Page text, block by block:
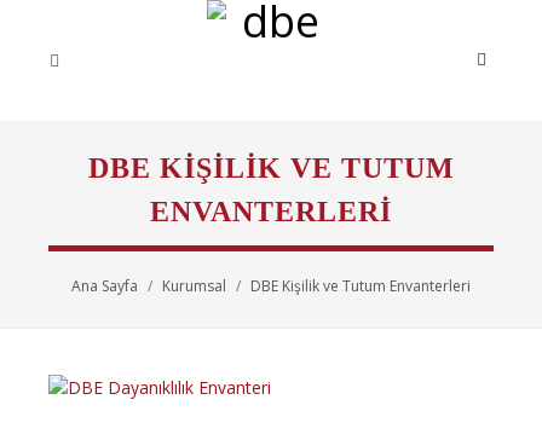
DBE KIŞILIK VE TUTUM
ENVANTERLERI
Ana Sayfa Kurumsal DBE Kişilik ve Tutum Envanterleri